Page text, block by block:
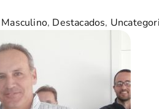
, Destacados,